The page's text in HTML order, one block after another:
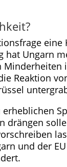
Ungarn
Reaktion
drängen
und der